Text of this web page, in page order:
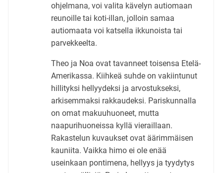
ohjelmana, voi valita kävelyn autiomaan
reunoille tai koti-illan, jolloin samaa
autiomaata voi katsella ikkunoista tai
parvekkeelta.
Theo ja Noa ovat tavanneet toisensa Etelä-
Amerikassa. Kiihkeä suhde on vakiintunut
hillityksi hellyydeksi ja arvostukseksi,
arkisemmaksi rakkaudeksi. Pariskunnalla
on omat makuuhuoneet, mutta
naapurihuoneissa kyllä vieraillaan.
Rakastelun kuvaukset ovat äärimmäisen
kauniita. Vaikka himo ei ole enää
useinkaan pontimena, hellyys ja tyydytys